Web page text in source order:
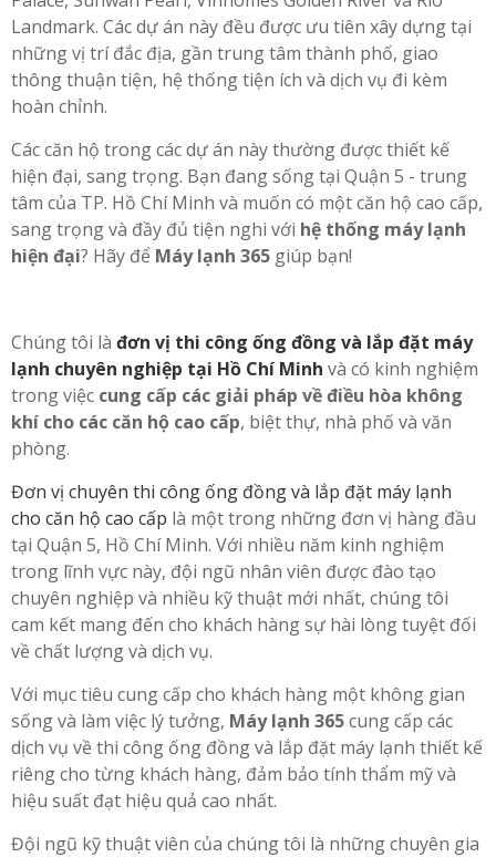
Landmark. Các dự án này đều được ưu tiên xây dựng tại
những vị trí đắc địa, gần trung tâm thành phố, giao
thông thuận tiện, hệ thống tiện ích và dịch vụ đi kèm
hoàn chỉnh.
Các căn hộ trong các dự án này thường được thiết kế
hiện đại, sang trọng. Bạn đang sống tại Quận 5 - trung
tâm của TP. Hồ Chí Minh và muốn có một căn hộ cao cấp,
sang trọng và đầy đủ tiện nghi với hệ thống máy lạnh
hiện đại? Hãy để Máy lạnh 365 giúp bạn!
Chúng tôi là đơn vị thi công ống đồng và lắp đặt máy
lạnh chuyên nghiệp tại Hồ Chí Minh và có kinh nghiệm
trong việc cung cấp các giải pháp về điều hòa không
khí cho các căn hộ cao cấp, biệt thự, nhà phố và văn
phòng.
Đơn vị chuyên thi công ống đồng và lắp đặt máy lạnh
cho căn hộ cao cấp là một trong những đơn vị hàng đầu
tại Quận 5, Hồ Chí Minh. Với nhiều năm kinh nghiệm
trong lĩnh vực này, đội ngũ nhân viên được đào tạo
chuyên nghiệp và nhiều kỹ thuật mới nhất, chúng tôi
cam kết mang đến cho khách hàng sự hài lòng tuyệt đối
về chất lượng và dịch vụ.
Với mục tiêu cung cấp cho khách hàng một không gian
sống và làm việc lý tưởng, Máy lạnh 365cung cấp các
dịch vụ về thi công ống đồng và lắp đặt máy lạnh thiết kế
riêng cho từng khách hàng, đảm bảo tính thẩm mỹ và
hiệu suất đạt hiệu quả cao nhất.
Đội ngũ kỹ thuật viên của chúng tôi là những chuyên gia